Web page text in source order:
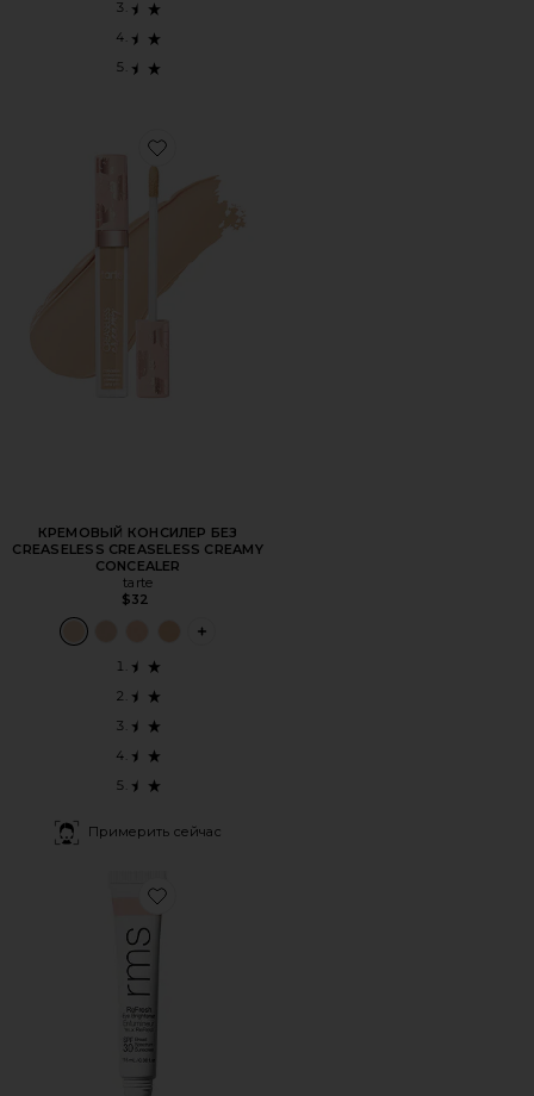
Favorite КРЕМОВЫЙ КОНСИЛЕР БЕЗ CREASELESS
КРЕМОВЫЙ КОНСИЛЕР БЕЗ
CREASELESS CREASELESS CREAMY
CONCEALER
tarte
$32
PLUS ICON TO SEE MORE OPTIONS
Примерить сейчас
Favorite ОСВЕТЛЯЮЩЕЕ СРЕДСТВО ДЛЯ ГЛАЗ REFRESH